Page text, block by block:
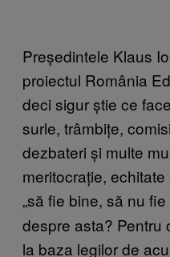
Președintele Klaus
proiectul România
deci sigur știe ce
surle, trâmbițe,
dezbateri și multe
meritocrație,
„să fie bine, să nu fie
despre asta? Pentru
la baza legilor de